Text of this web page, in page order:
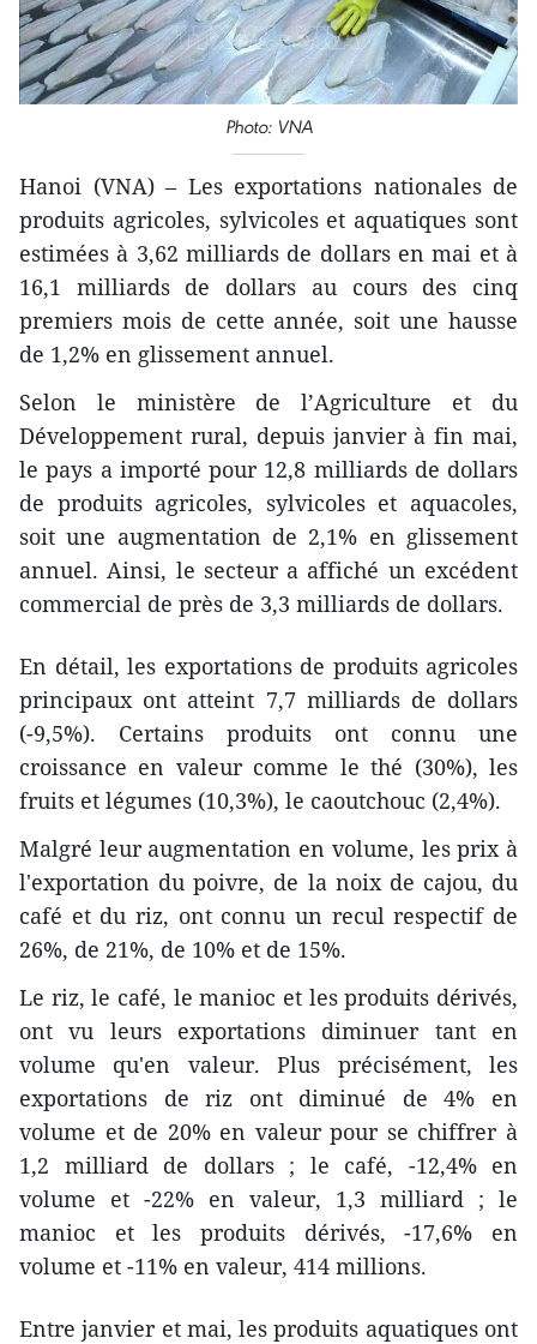
Photo: VNA
Hanoi (VNA) – Les exportations nationales de
produits agricoles, sylvicoles et aquatiques sont
estimées à 3,62 milliards de dollars en mai et à
16,1 milliards de dollars au cours des cinq
premiers mois de cette année, soit une hausse
de 1,2% en glissement annuel.
Selon le ministère de l’Agriculture et du
Développement rural, depuis janvier à fin mai,
le pays a importé pour 12,8 milliards de dollars
de produits agricoles, sylvicoles et aquacoles,
soit une augmentation de 2,1% en glissement
annuel. Ainsi, le secteur a affiché un excédent
commercial de près de 3,3 milliards de dollars.
En détail, les exportations de produits agricoles
principaux ont atteint 7,7 milliards de dollars
(-9,5%). Certains produits ont connu une
croissance en valeur comme le thé (30%), les
fruits et légumes (10,3%), le caoutchouc (2,4%).
Malgré leur augmentation en volume, les prix à
l'exportation du poivre, de la noix de cajou, du
café et du riz, ont connu un recul respectif de
26%, de 21%, de 10% et de 15%.
Le riz, le café, le manioc et les produits dérivés,
ont vu leurs exportations diminuer tant en
volume qu'en valeur. Plus précisément, les
exportations de riz ont diminué de 4% en
volume et de 20% en valeur pour se chiffrer à
1,2 milliard de dollars ; le café, -12,4% en
volume et -22% en valeur, 1,3 milliard ; le
manioc et les produits dérivés, -17,6% en
volume et -11% en valeur, 414 millions.
Entre janvier et mai, les produits aquatiques ont